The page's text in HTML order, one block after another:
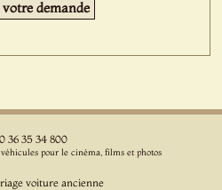
36 35 34 800
pour le cinéma, films et photos
voiture ancienne